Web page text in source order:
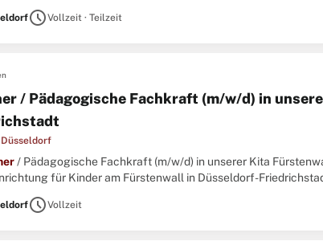
scheduleVollzeit · Teilzeit
/ Pädagogische Fachkraft (m/w/d) in
/ Pädagogische Fachkraft (m/w/d) in unserer Kita
für Kinder am Fürstenwall in Düsseldorf-
scheduleVollzeit